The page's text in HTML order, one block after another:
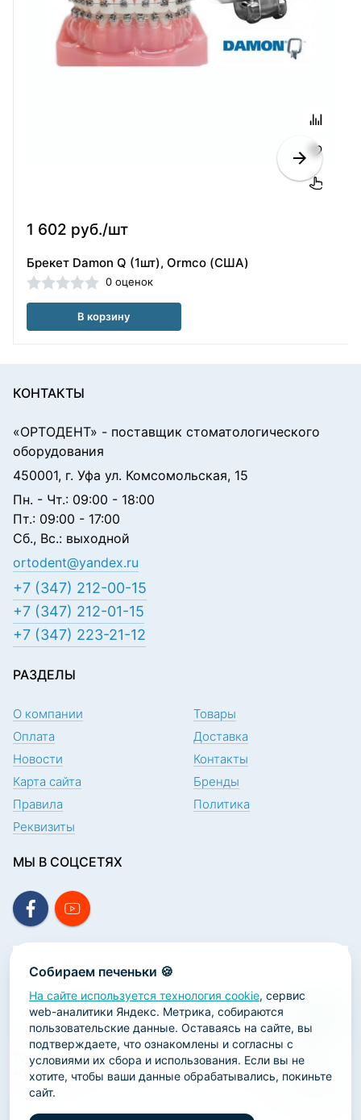
1 602 руб./шт
Брекет Damon Q (1шт), Ormco (США)
0 оценок
В корзину
Собираем печеньки 🍪
На сайте используется технология cookie, сервис
web-аналитики Яндекс. Метрика, собираются
пользовательские данные. Оставаясь на сайте, вы
подтверждаете, что ознакомлены и согласны с
условиями их сбора и использования. Если вы не
хотите, чтобы ваши данные обрабатывались, покиньте
сайт.
КОНТАКТЫ
«ОРТОДЕНТ» - поставщик стоматологического
оборудования
450001, г. Уфа ул. Комсомольская, 15
Пн. - Чт.: 09:00 - 18:00
Пт.: 09:00 - 17:00
Сб., Вс.: выходной
ortodent@yandex.ru
+7 (347) 212-00-15
+7 (347) 212-01-15
+7 (347) 223-21-12
РАЗДЕЛЫ
О компании
Товары
Оплата
Доставка
Новости
Контакты
Карта сайта
Бренды
Правила
Политика
Реквизиты
МЫ В СОЦСЕТЯХ
ПОДПИСКА НА НОВОСТИ
2026 ООО «Научно-производственная лаборатория
«ОРТОДЕНТ»